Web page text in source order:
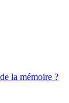
la mémoire ?